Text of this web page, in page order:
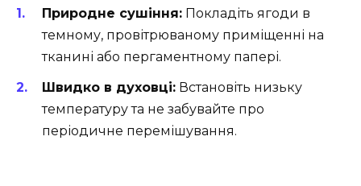
Природне сушіння: Покладіть ягоди в
темному, провітрюваному приміщенні на
тканині або пергаментному папері.
Швидко в духовці: Встановіть низьку
температуру та не забувайте про
періодичне перемішування.